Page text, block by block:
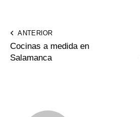
ANTERIOR
Cocinas a medida en
Salamanca